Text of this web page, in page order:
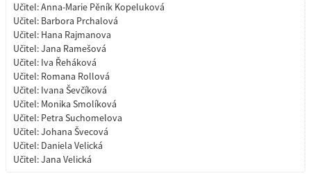
Učitel:Anna-Marie Pěník Kopeluková
Učitel: Barbora Prchalová
Učitel: Hana Rajmanova
Učitel:Jana Ramešová
Učitel: Iva Řeháková
Učitel: Romana Rollová
Učitel: Ivana Ševčíková
Učitel: Monika Smolíková
Učitel: Petra Suchomelova
Učitel:Johana Švecová
Učitel: Daniela Velická
Učitel:Jana Velická